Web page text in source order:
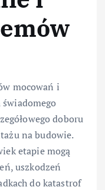
mocowań i
doboru
na budowie.
etapie mogą
uszkodzeń
do katastrof